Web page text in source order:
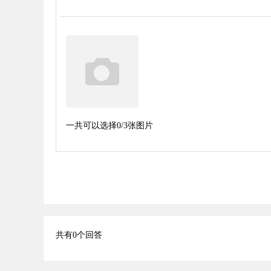
一共可以选择0/3张图片
共有0个回答